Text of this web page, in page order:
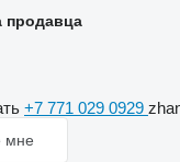
продавца
+7 771 029 0929
мне